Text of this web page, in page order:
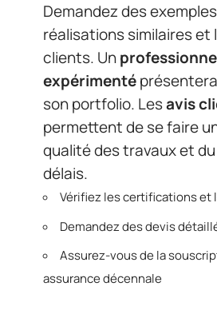
Demandez des
réalisations similaires et
clients. Un
expérimenté
son portfolio. Lesavis
permettent de se faire
qualité des travaux et
délais.
Vérifiez les certifications et
Demandez des devis
Assurez-vous de la
assurance décennale